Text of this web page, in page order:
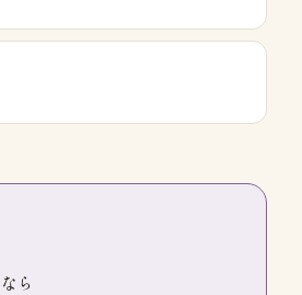
ら